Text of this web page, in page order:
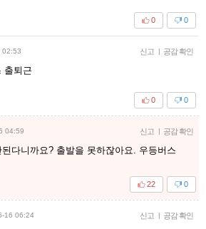
0
0
02:53 신고 | 공감 확인
출퇴근
0
0
04:59 신고 | 공감 확인
다니까요? 출발을 못하잖아요. 우등버스
0
22
16 06:24 신고 | 공감 확인